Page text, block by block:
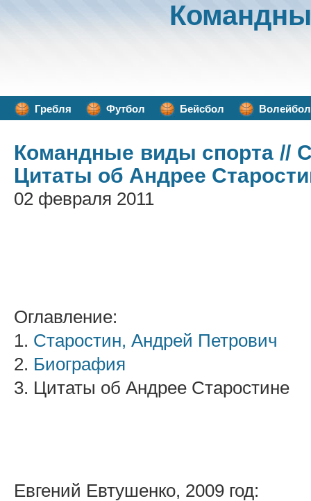
Гребля Футбол Бейсбол Волейбол
Командные виды спорта //
Цитаты об Андрее
02 февраля 2011
Оглавление:
1. Старостин, Андрей Петрович
2. Биография
3. Цитаты об Андрее Старостине
Евгений Евтушенко, 2009 год: